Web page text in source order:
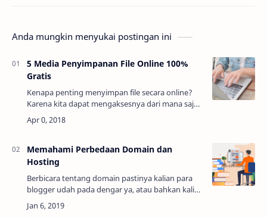
Anda mungkin menyukai postingan ini
5 Media Penyimpanan File Online 100%
Gratis
Kenapa penting menyimpan file secara online?
Karena kita dapat mengaksesnya dari mana saja
dan kapan saja, selama ada akses
internet. Kapasitas yang ditawarkan pun
Memahami Perbedaan Domain dan
Hosting
Berbicara tentang domain pastinya kalian para
blogger udah pada dengar ya, atau bahkan kalian
sudah berencana untuk membuat domain baru
TLD untuk mengupgrade domain blogspot